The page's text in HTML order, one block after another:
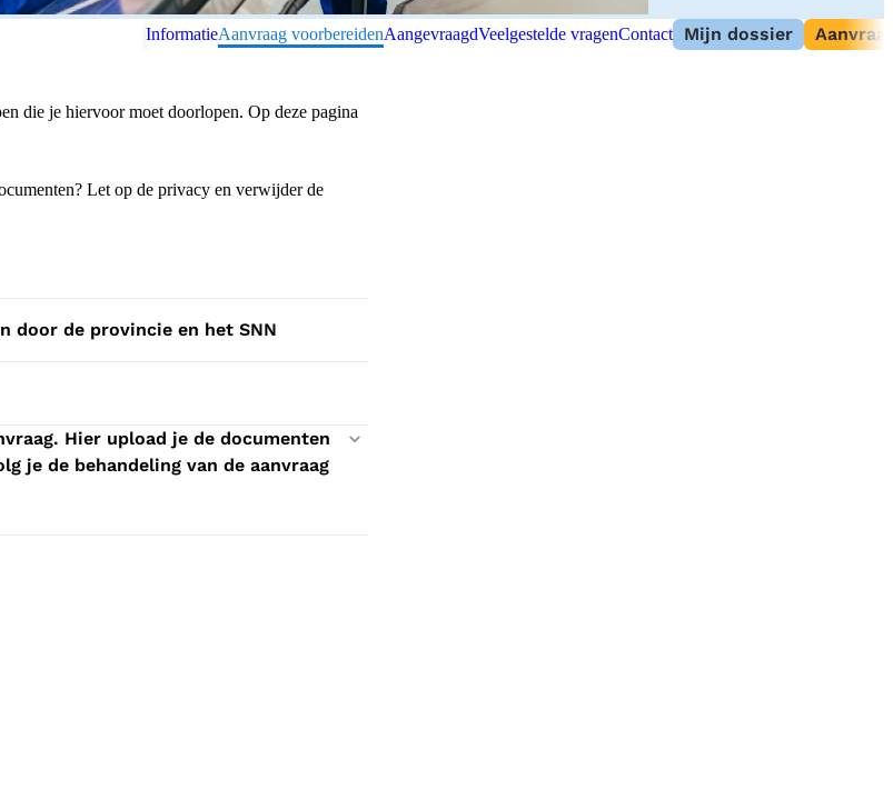
InformatieAanvraag voorbereidenAangevraagdVeelgestelde vragenContact Mijn dossier
die je hiervoor moet doorlopen. Op deze pagina
Let op de privacy en verwijder de
door de provincie en het SNN
Hier upload je de documenten
je de behandeling van de aanvraag